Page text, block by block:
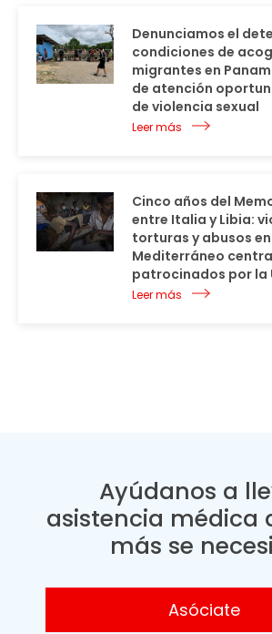
Denunciamos el
condiciones de
migrantes en
de atención
de violencia sexual
Leer más
Cinco años del
entre Italia y Libia:
torturas y abusos en
Mediterráneo
patrocinados por la
Leer más
Ayúdanos a
asistencia médica
más se
Asóciate